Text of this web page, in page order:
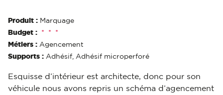
Produit : Marquage
Budget :
* *
*
Métiers : Agencement
Supports : Adhésif, Adhésif microperforé
Esquisse d’intérieur est architecte, donc pour son
véhicule nous avons repris un schéma d’agencement